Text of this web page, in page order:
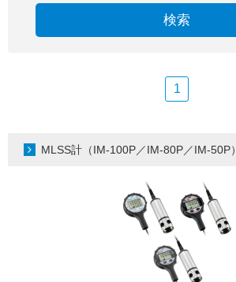
検索
1
MLSS計（IM-100P／IM-80P／IM-50P）